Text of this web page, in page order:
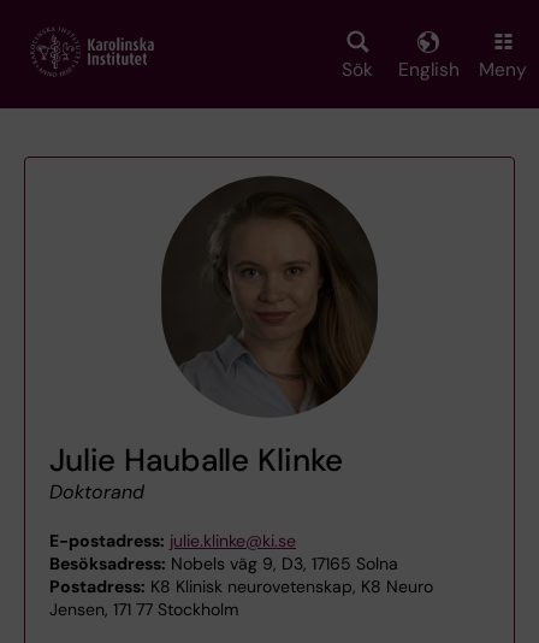
main
Sök English Meny
Julie Hauballe Klinke
Doktorand
E-postadress: julie.klinke@ki.se
Besöksadress: Nobels väg 9, D3, 17165 Solna
Postadress: K8 Klinisk neurovetenskap, K8 Neuro
Jensen, 171 77 Stockholm